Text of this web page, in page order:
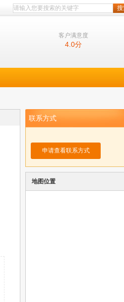
客户满意度
4.0分
联系方式
申请查看联系方式
地图位置